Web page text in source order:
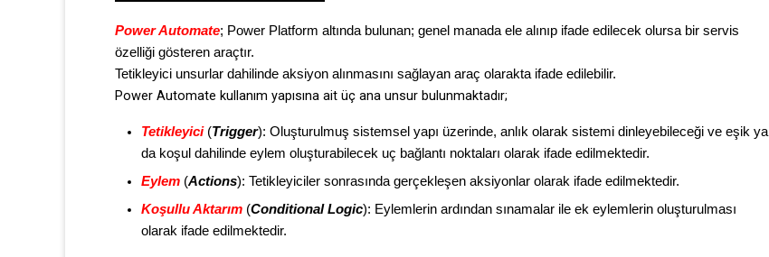
Power Automate; Power Platform altında bulunan; genel manada ele alınıp ifade edilecek olursa bir servis
özelliği gösteren araçtır.
Tetikleyici unsurlar dahilinde aksiyon alınmasını sağlayan araç olarakta ifade edilebilir.
Power Automate kullanım yapısına ait üç ana unsur bulunmaktadır;
Tetikleyici(Trigger): Oluşturulmuş sistemsel yapı üzerinde, anlık olarak sistemi dinleyebileceği ve eşik ya
da koşul dahilinde eylem oluşturabilecek uç bağlantı noktaları olarak ifade edilmektedir.
Eylem (Actions): Tetikleyiciler sonrasında gerçekleşen aksiyonlar olarak ifade edilmektedir.
Koşullu Aktarım (Conditional Logic): Eylemlerin ardından sınamalar ile ek eylemlerin oluşturulması
olarak ifade edilmektedir.